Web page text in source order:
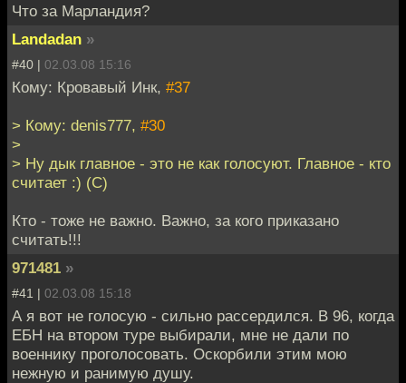
Что за Марландия?
Landadan »
#40 | 02.03.08 15:16
Кому: Кровавый Инк, #37
> Кому: denis777, #30
>
> Ну дык главное - это не как голосуют. Главное - кто
считает :) (С)
Кто - тоже не важно. Важно, за кого приказано
считать!!!
971481 »
#41 | 02.03.08 15:18
А я вот не голосую - сильно рассердился. В 96, когда
ЕБН на втором туре выбирали, мне не дали по
военнику проголосовать. Оскорбили этим мою
нежную и ранимую душу.